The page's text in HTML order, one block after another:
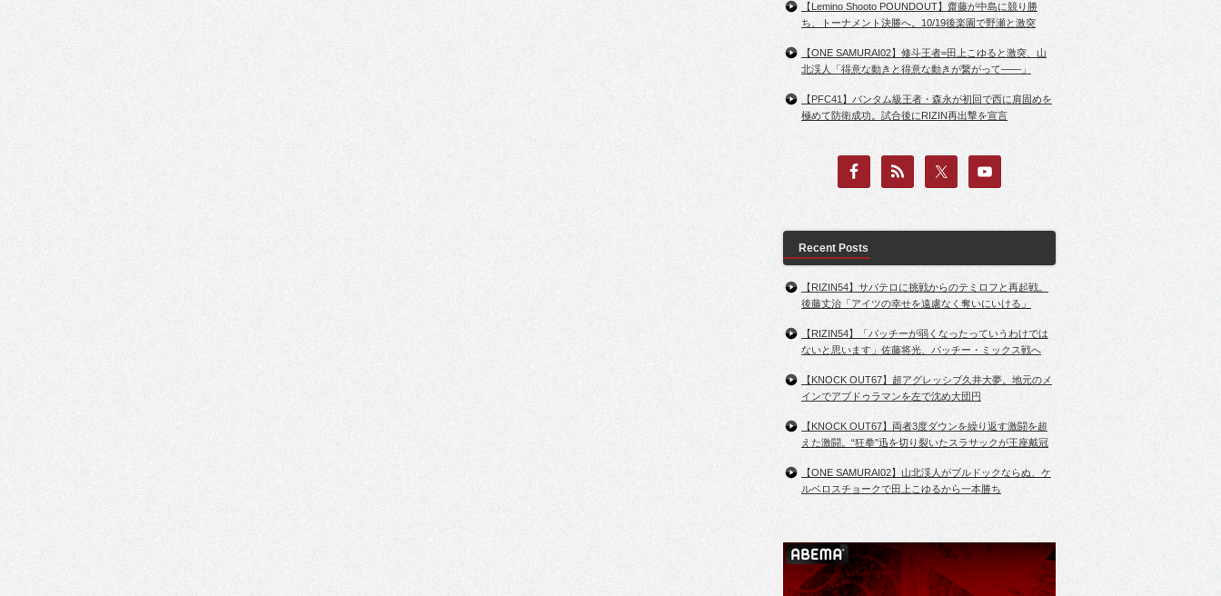
【Lemino Shooto POUNDOUT】齋藤が中島に競り勝
ち、トーナメント決勝へ。10/19後楽園で野瀬と激突
【ONE SAMURAI02】修斗王者=田上こゆると激突、山
北渓人「得意な動きと得意な動きが繋がって――」
【PFC41】バンタム級王者・森永が初回で西に肩固めを
極めて防衛成功。試合後にRIZIN再出撃を宣言
Recent Posts
【RIZIN54】サバテロに挑戦からのテミロフと再起戦。
後藤丈治「アイツの幸せを遠慮なく奪いにいける」
【RIZIN54】「パッチーが弱くなったっていうわけでは
ないと思います」佐藤将光、パッチー・ミックス戦へ
【KNOCK OUT67】超アグレッシブ久井大夢。地元のメ
インでアブドゥラマンを左で沈め大団円
【KNOCK OUT67】両者3度ダウンを繰り返す激闘を超
えた激闘。“狂拳”迅を切り裂いたスラサックが王座戴冠
【ONE SAMURAI02】山北渓人がブルドックならぬ、ケ
ルベロスチョークで田上こゆるから一本勝ち